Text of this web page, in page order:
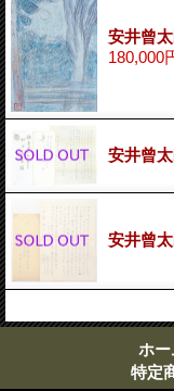
安井曾
180,000
安井曾
安井曾
ホー
特定